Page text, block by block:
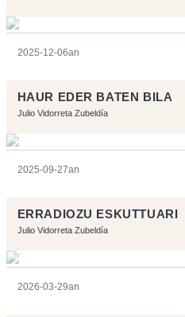
2025-12-06an
HAUR EDER BATEN BILA
Julio Vidorreta Zubeldía
2025-09-27an
ERRADIOZU ESKUTTUARI
Julio Vidorreta Zubeldía
2026-03-29an